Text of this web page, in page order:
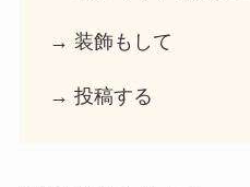
→ 装飾もして
→ 投稿する